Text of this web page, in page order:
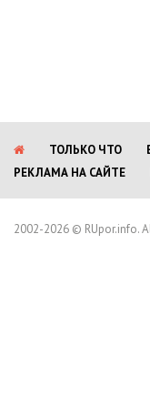
ТОЛЬКО ЧТО
РЕКЛАМА НА САЙТЕ
2002-2026 © RUpor.info.